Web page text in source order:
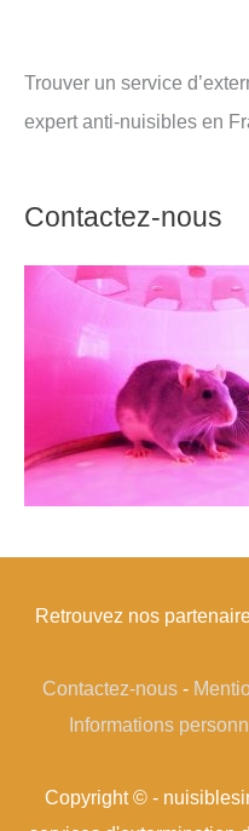
Trouver un service
expert anti-nuisibles en
Contactez-nous
Retrouvez nos
Contactez-nous-
Informations
Copyright © -